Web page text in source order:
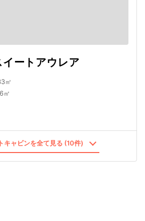
ートアウレア
㎡
㎡
キャビンを全て見る (10件)